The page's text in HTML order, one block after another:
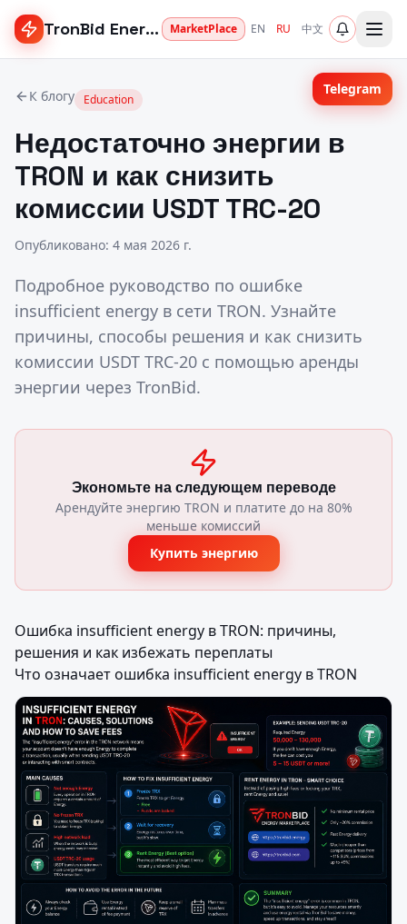
TronBid Energy MarketPlace EN RU 中文
К блогу Education
Недостаточно энергии в
TRON и как снизить
комиссии USDT TRC-20
Опубликовано: 4 мая 2026 г.
Подробное руководство по ошибке
insufficient energy в сети TRON. Узнайте
причины, способы решения и как снизить
комиссии USDT TRC-20 с помощью аренды
энергии через TronBid.
Экономьте на следующем переводе
Арендуйте энергию TRON и платите до на 80%
меньше комиссий
Купить энергию
Ошибка insufficient energy в TRON: причины,
решения и как избежать переплаты
Что означает ошибка insufficient energy в TRON
Telegram